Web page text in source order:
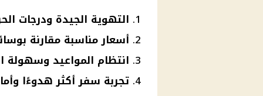
التهوية الجيدة ودرجات
أسعار مناسبة مقارنة
انتظام المواعيد وسهولة
تجربة سفر أكثر هدوءًا